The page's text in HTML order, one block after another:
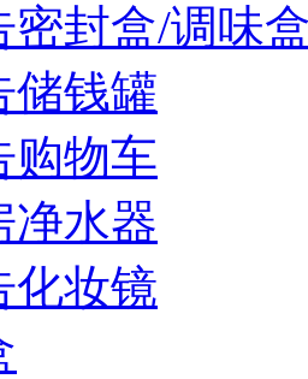
密封盒/调味
储钱罐
购物车
净水器
化妆镜